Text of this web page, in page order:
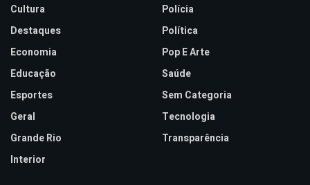
Cultura
Destaques
Economia
Educação
Esportes
Geral
Grande Rio
Interior
Polícia
Política
Pop E Arte
Saúde
Sem Categoria
Tecnologia
Transparência